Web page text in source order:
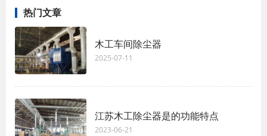
热门文章
木工车间除尘器
2025-07-11
江苏木工除尘器是的功能特点
2023-06-21